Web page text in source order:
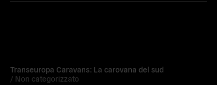
Transeuropa Caravans: La carovana del sud
/ Non categorizzato